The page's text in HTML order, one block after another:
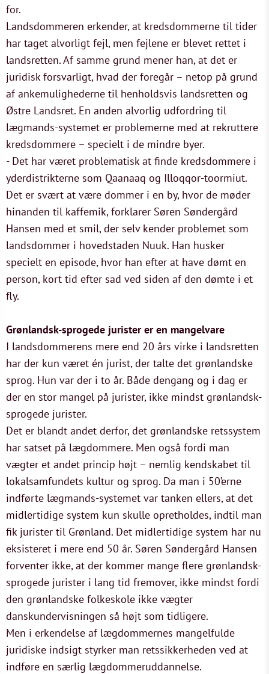
for.
Landsdommeren erkender, at kredsdommerne til tider
har taget alvorligt fejl, men fejlene er blevet rettet i
landsretten. Af samme grund mener han, at det er
juridisk forsvarligt, hvad der foregår – netop på grund
af ankemulighederne til henholdsvis landsretten og
Østre Landsret. En anden alvorlig udfordring til
lægmands-systemet er problemerne med at rekruttere
kredsdommere – specielt i de mindre byer.
- Det har været problematisk at finde kredsdommere i
yderdistrikterne som Qaanaaq og Illoqqor-toormiut.
Det er svært at være dommer i en by, hvor de møder
hinanden til kaffemik, forklarer Søren Søndergård
Hansen med et smil, der selv kender problemet som
landsdommer i hovedstaden Nuuk. Han husker
specielt en episode, hvor han efter at have dømt en
person, kort tid efter sad ved siden af den dømte i et
fly.
Grønlandsk-sprogede jurister er en mangelvare
I landsdommerens mere end 20 års virke i landsretten
har der kun været én jurist, der talte det grønlandske
sprog. Hun var der i to år. Både dengang og i dag er
der en stor mangel på jurister, ikke mindst grønlandsk-
sprogede jurister.
Det er blandt andet derfor, det grønlandske retssystem
har satset på lægdommere. Men også fordi man
vægter et andet princip højt – nemlig kendskabet til
lokalsamfundets kultur og sprog. Da man i 50’erne
indførte lægmands-systemet var tanken ellers, at det
midlertidige system kun skulle opretholdes, indtil man
fik jurister til Grønland. Det midlertidige system har nu
eksisteret i mere end 50 år. Søren Søndergård Hansen
forventer ikke, at der kommer mange flere grønlandsk-
sprogede jurister i lang tid fremover, ikke mindst fordi
den grønlandske folkeskole ikke vægter
danskundervisningen så højt som tidligere.
Men i erkendelse af lægdommernes mangelfulde
juridiske indsigt styrker man retssikkerheden ved at
indføre en særlig lægdommeruddannelse.